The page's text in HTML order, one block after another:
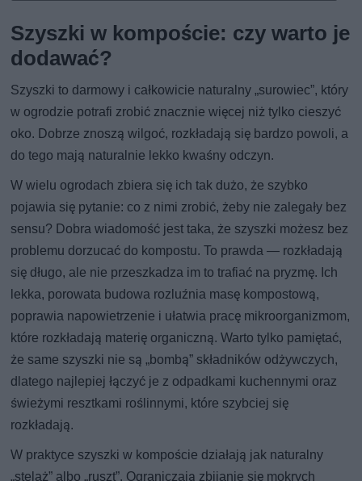
Szyszki w kompoście: czy warto je
dodawać?
Szyszki to darmowy i całkowicie naturalny „surowiec”, który
w ogrodzie potrafi zrobić znacznie więcej niż tylko cieszyć
oko. Dobrze znoszą wilgoć, rozkładają się bardzo powoli, a
do tego mają naturalnie lekko kwaśny odczyn.
W wielu ogrodach zbiera się ich tak dużo, że szybko
pojawia się pytanie: co z nimi zrobić, żeby nie zalegały bez
sensu? Dobra wiadomość jest taka, że szyszki możesz bez
problemu dorzucać do kompostu. To prawda — rozkładają
się długo, ale nie przeszkadza im to trafiać na pryzmę. Ich
lekka, porowata budowa rozluźnia masę kompostową,
poprawia napowietrzenie i ułatwia pracę mikroorganizmom,
które rozkładają materię organiczną. Warto tylko pamiętać,
że same szyszki nie są „bombą” składników odżywczych,
dlatego najlepiej łączyć je z odpadkami kuchennymi oraz
świeżymi resztkami roślinnymi, które szybciej się
rozkładają.
W praktyce szyszki w kompoście działają jak naturalny
„stelaż” albo „ruszt”. Ograniczają zbijanie się mokrych